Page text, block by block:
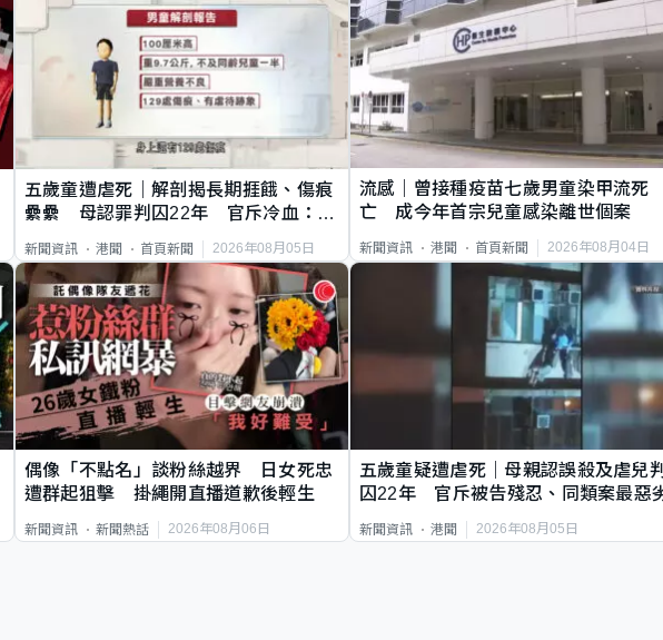
五歲童遭虐死｜解剖揭長期捱餓、傷痕
纍纍 母認罪判囚22年 官斥冷血：同
新聞資訊 港聞 首頁新聞 2026年08月05日
流感｜曾接種疫苗七歲男童染甲流死
亡 成今年首宗兒童感染離世個案
新聞資訊 港聞 首頁新聞 2026年08月04日
偶像「不點名」談粉絲越界 日女死忠
遭群起狙擊 掛繩開直播道歉後輕生
新聞資訊 新聞熱話 2026年08月06日
五歲童疑遭虐死｜母親認誤殺及虐兒
囚22年 官斥被告殘忍、同類案最惡
新聞資訊 港聞 2026年08月05日